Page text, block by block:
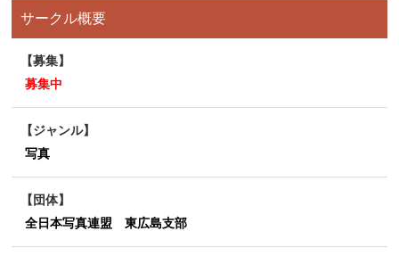
サークル概要
募集
募集中
ジャンル
写真
団体
全日本写真連盟 東広島支部